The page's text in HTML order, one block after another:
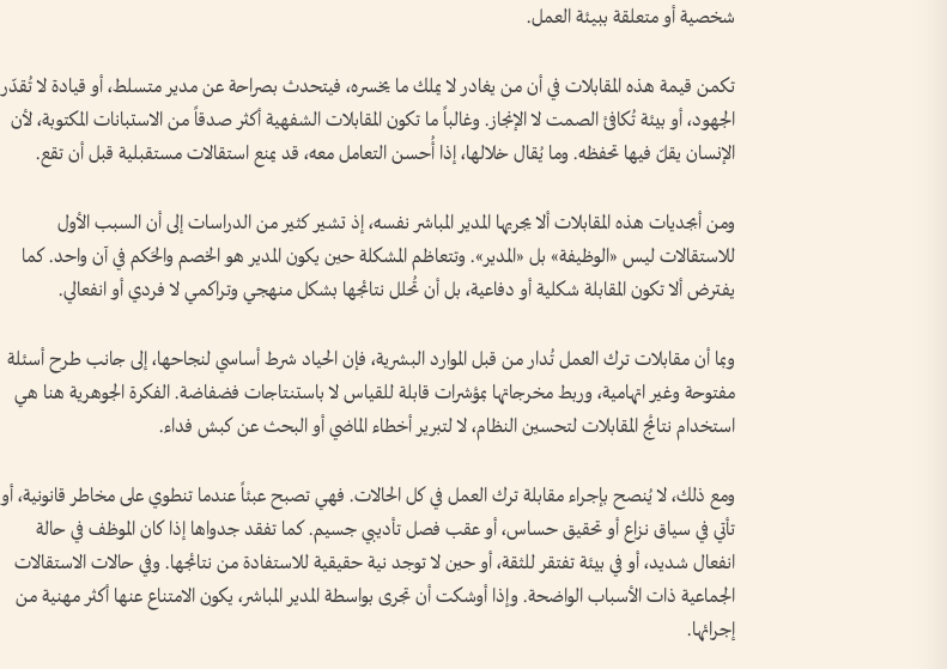
شخصية أو متعلقة ببيئة العمل.
تكمن قيمة هذه المقابلات في أن من يغادر لا يملك ما يخسره، فيتحدث بصراحة عن مدير متسلط، أو قيادة لا تُقدّر
الجهود، أو بيئة تُكافئ الصمت لا الإنجاز. وغالباً ما تكون المقابلات الشفهية أكثر صدقاً من الاستبانات المكتوبة، لأن
الإنسان يقلّ فيها تحفظه. وما يُقال خلالها، إذا أُحسن التعامل معه، قد يمنع استقالات مستقبلية قبل أن تقع.
ومن أبجديات هذه المقابلات ألا يجريها المدير المباشر نفسه، إذ تشير كثير من الدراسات إلى أن السبب الأول
للاستقالات ليس «الوظيفة» بل «المدير». وتتعاظم المشكلة حين يكون المدير هو الخصم والحَكم في آن واحد. كما
يفترض ألا تكون المقابلة شكلية أو دفاعية، بل أن تُحلل نتائجها بشكل منهجي وتراكمي لا فردي أو انفعالي.
وبما أن مقابلات ترك العمل تُدار من قبل الموارد البشرية، فإن الحياد شرط أساسي لنجاحها، إلى جانب طرح أسئلة
مفتوحة وغير اتهامية، وربط مخرجاتها بمؤشرات قابلة للقياس لا باستنتاجات فضفاضة. الفكرة الجوهرية هنا هي
استخدام نتائج المقابلات لتحسين النظام، لا لتبرير أخطاء الماضي أو البحث عن كبش فداء.
ومع ذلك، لا يُنصح بإجراء مقابلة ترك العمل في كل الحالات. فهي تصبح عبئاً عندما تنطوي على مخاطر قانونية، أو
تأتي في سياق نزاع أو تحقيق حساس، أو عقب فصل تأديبي جسيم. كما تفقد جدواها إذا كان الموظف في حالة
انفعال شديد، أو في بيئة تفتقر للثقة، أو حين لا توجد نية حقيقية للاستفادة من نتائجها. وفي حالات الاستقالات
الجماعية ذات الأسباب الواضحة. وإذا أوشكت أن تجرى بواسطة المدير المباشر، يكون الامتناع عنها أكثر مهنية من
إجرائها.